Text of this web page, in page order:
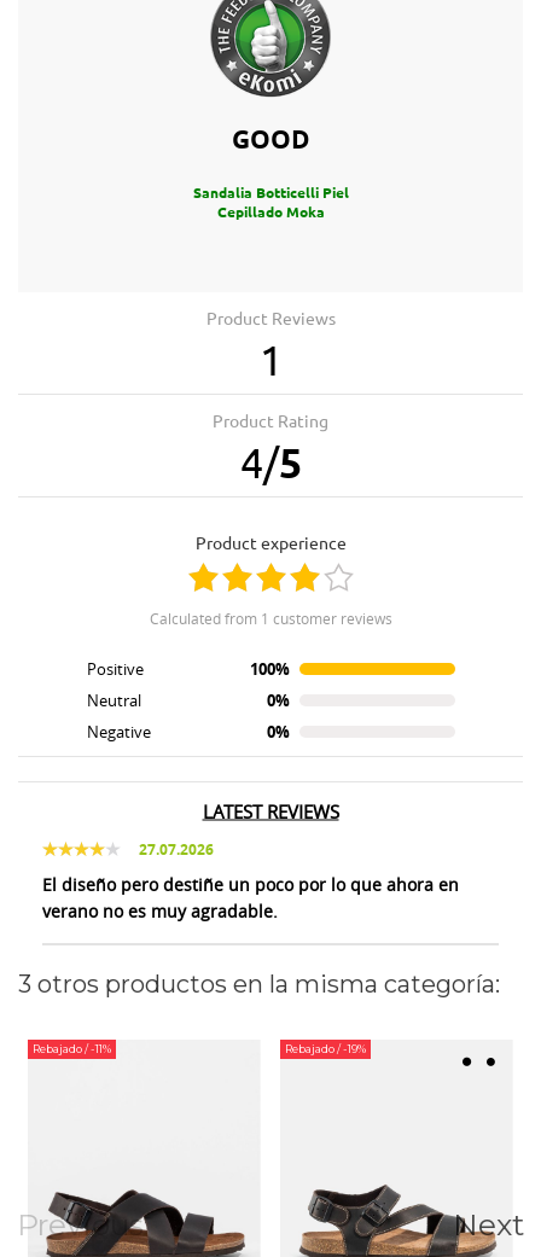
GOOD
Sandalia Botticelli Piel
Cepillado Moka
Product Reviews
1
Product Rating
4/5
product experience
calculated from 1 customer reviews
Positive
100%
Neutral
0%
Negative
0%
LATEST REVIEWS
27.07.2026
El diseño pero destiñe un poco por lo que ahora en
verano no es muy agradable.
3 otros productos en la misma categoría:
Previous
Rebajado/ -11% Rebajado/ -19%
Next